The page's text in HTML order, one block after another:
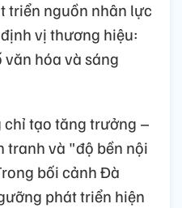
triển nguồn nhân lực
vị thương hiệu:
hóa và sáng
chỉ tạo tăng trưởng –
tranh và "độ bền nội
bối cảnh Đà
phát triển hiện